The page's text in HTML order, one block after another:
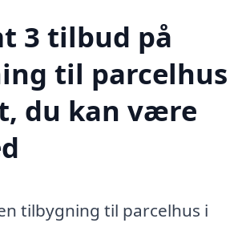
3 tilbud på
til parcelhus
du kan være
tilbygning til parcelhus i